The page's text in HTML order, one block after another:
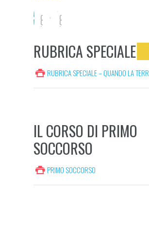
00
:
00
:
RUBRICA SPECIALE
RUBRICA SPECIALE – QUANDO LA
IL CORSO DI PRIMO
SOCCORSO
PRIMO SOCCORSO